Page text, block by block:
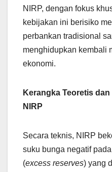
NIRP, dengan fokus
kebijakan ini berisiko
perbankan tradisional
menghidupkan kembali
ekonomi.
Kerangka Teoretis
NIRP
Secara teknis, NIRP
suku bunga negatif
(excess reserves) yang